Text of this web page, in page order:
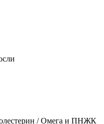
/ Омега и ПНЖК